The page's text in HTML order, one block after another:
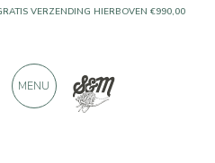
DAN 900 POSITIEVE RECENSIES
MENU